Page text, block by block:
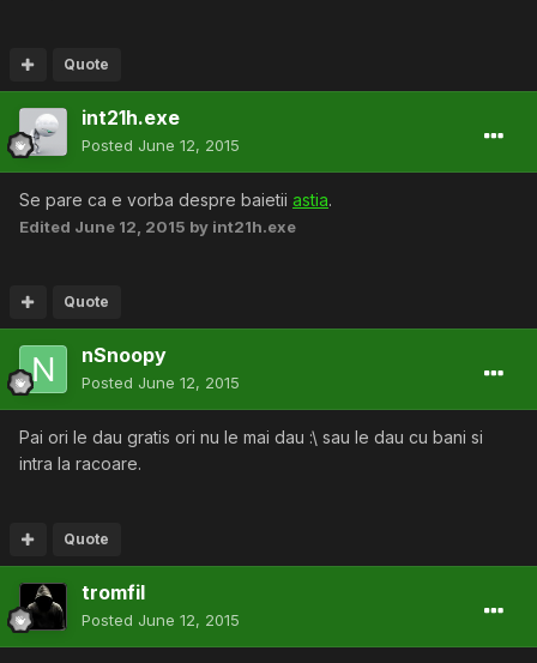
Quote
int21h.exe
Posted June 12, 2015
Se pare ca e vorba despre baietii astia.
Edited June 12, 2015 by int21h.exe
Quote
nSnoopy
Posted June 12, 2015
Pai ori le dau gratis ori nu le mai dau :\ sau le dau cu bani si
intra la racoare.
Quote
tromfil
Posted June 12, 2015